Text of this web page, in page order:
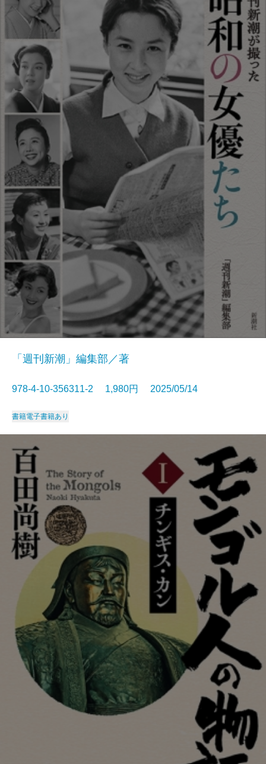
「週刊新潮」編集部／著
978-4-10-356311-2 1,980円 2025/05/14
書籍電子書籍あり